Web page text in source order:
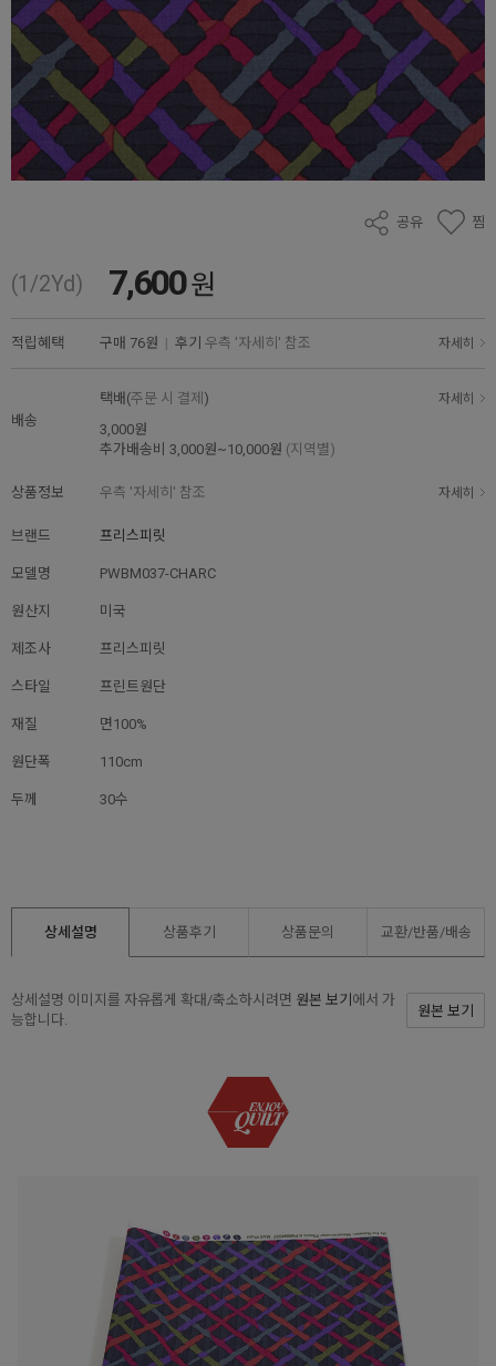
공유 찜
(1/2Yd) 7,600원
적립혜택 구매 76원 | 후기 우측 '자세히' 참조 자세히
배송
택배(주문 시 결제 ) 자세히
3,000원
추가배송비 3,000원~10,000원 (지역별)
상품정보 우측 '자세히' 참조 자세히
브랜드 프리스피릿
모델명 PWBM037-CHARC
원산지 미국
제조사 프리스피릿
스타일 프린트원단
재질 면100%
원단폭 110cm
두께 30수
상세설명 상품후기 상품문의 교환/반품/배송
상세설명 이미지를 자유롭게 확대/축소하시려면 원본 보기 에서 가
능합니다.
원본 보기